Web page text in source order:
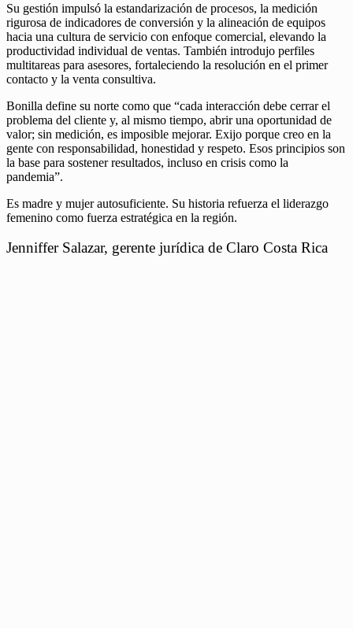
Su gestión impulsó la estandarización de procesos, la medición
rigurosa de indicadores de conversión y la alineación de equipos
hacia una cultura de servicio con enfoque comercial, elevando la
productividad individual de ventas. También introdujo perfiles
multitareas para asesores, fortaleciendo la resolución en el primer
contacto y la venta consultiva.
Bonilla define su norte como que “cada interacción debe cerrar el
problema del cliente y, al mismo tiempo, abrir una oportunidad de
valor; sin medición, es imposible mejorar. Exijo porque creo en la
gente con responsabilidad, honestidad y respeto. Esos principios son
la base para sostener resultados, incluso en crisis como la
pandemia”.
Es madre y mujer autosuficiente. Su historia refuerza el liderazgo
femenino como fuerza estratégica en la región.
Jenniffer Salazar, gerente jurídica de Claro Costa Rica